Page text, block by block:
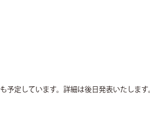
定しています。詳細は後日発表いたします。